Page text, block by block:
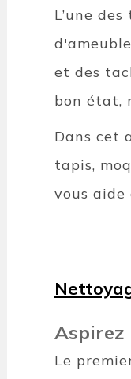
L’une
et des
bon état,
Dans cet
tapis,
vous
Aspirez
Le